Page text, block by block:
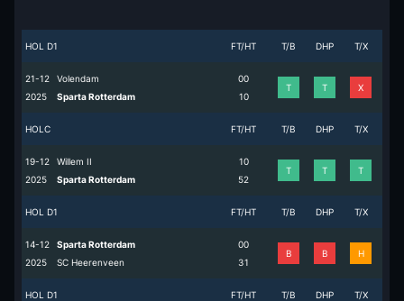
HOL D1 FT/HT T/B DHP T/X
21-12
2025
Volendam
Sparta Rotterdam
0
1
0
0
T T X
HOLC FT/HT T/B DHP T/X
19-12
2025
Willem II
Sparta Rotterdam
1
5
0
2
T T T
HOL D1 FT/HT T/B DHP T/X
14-12
2025
Sparta Rotterdam
SC Heerenveen
0
3
0
1
B B H
HOL D1 FT/HT T/B DHP T/X